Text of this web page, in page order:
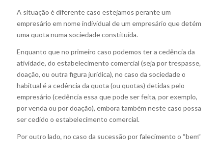
A situação é diferente caso estejamos perante um
empresário em nome individual de um empresário que detém
uma quota numa sociedade constituída.
Enquanto que no primeiro caso podemos ter a cedência da
atividade, do estabelecimento comercial (seja por trespasse,
doação, ou outra figura jurídica), no caso da sociedade o
habitual é a cedência da quota (ou quotas) detidas pelo
empresário (cedência essa que pode ser feita, por exemplo,
por venda ou por doação), embora também neste caso possa
ser cedido o estabelecimento comercial.
Por outro lado, no caso da sucessão por falecimento o “bem”